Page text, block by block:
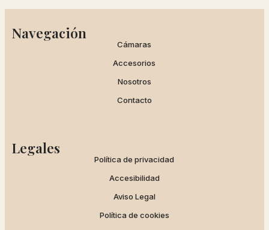
Navegación
Cámaras
Accesorios
Nosotros
Contacto
Legales
Política de privacidad
Accesibilidad
Aviso Legal
Política de cookies